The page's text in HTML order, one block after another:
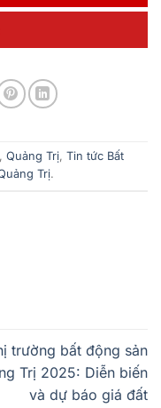
, Quảng Trị, Tin tức Bất
Trị.
trường bất động sản
Trị 2025: Diễn biến
và dự báo giá đất